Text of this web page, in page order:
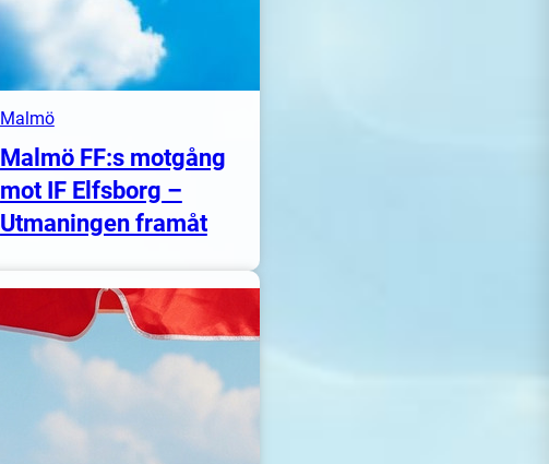
Malmö
Malmö FF:s motgång
mot IF Elfsborg –
Utmaningen framåt